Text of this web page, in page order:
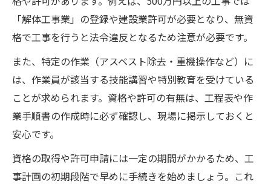
「解体工事業」の登録や建設業許可が必要となり、無資
格で工事を行うと法令違反となるため注意が必要です。
また、特定の作業（アスベスト除去・重機操作など）に
は、作業員が該当する技能講習や特別教育を受けている
ことが求められます。資格や許可の有無は、工程表や作
業手順書の作成時に必ず確認し、現場に掲示しておくと
安心です。
資格の取得や許可申請には一定の期間がかかるため、工
事計画の初期段階で早めに手続きを始めましょう。これ